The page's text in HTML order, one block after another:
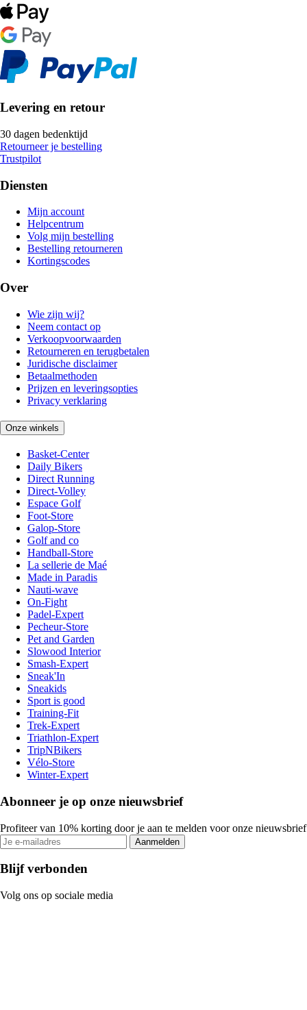
Levering en retour
30 dagen bedenktijd
Retourneer je bestelling
Trustpilot
Diensten
Mijn account
Helpcentrum
Volg mijn bestelling
Bestelling retourneren
Kortingscodes
Over
Wie zijn wij?
Neem contact op
Verkoopvoorwaarden
Retourneren en terugbetalen
Juridische disclaimer
Betaalmethoden
Prijzen en leveringsopties
Privacy verklaring
Onze winkels
Basket-Center
Daily Bikers
Direct Running
Direct-Volley
Espace Golf
Foot-Store
Galop-Store
Golf and co
Handball-Store
La sellerie de Maé
Made in Paradis
Nauti-wave
On-Fight
Padel-Expert
Pecheur-Store
Pet and Garden
Slowood Interior
Smash-Expert
Sneak'In
Sneakids
Sport is good
Training-Fit
Trek-Expert
Triathlon-Expert
TripNBikers
Vélo-Store
Winter-Expert
Abonneer je op onze nieuwsbrief
Profiteer van 10% korting door je aan te melden voor onze nieuwsbrief
Aanmelden
Blijf verbonden
Volg ons op sociale media